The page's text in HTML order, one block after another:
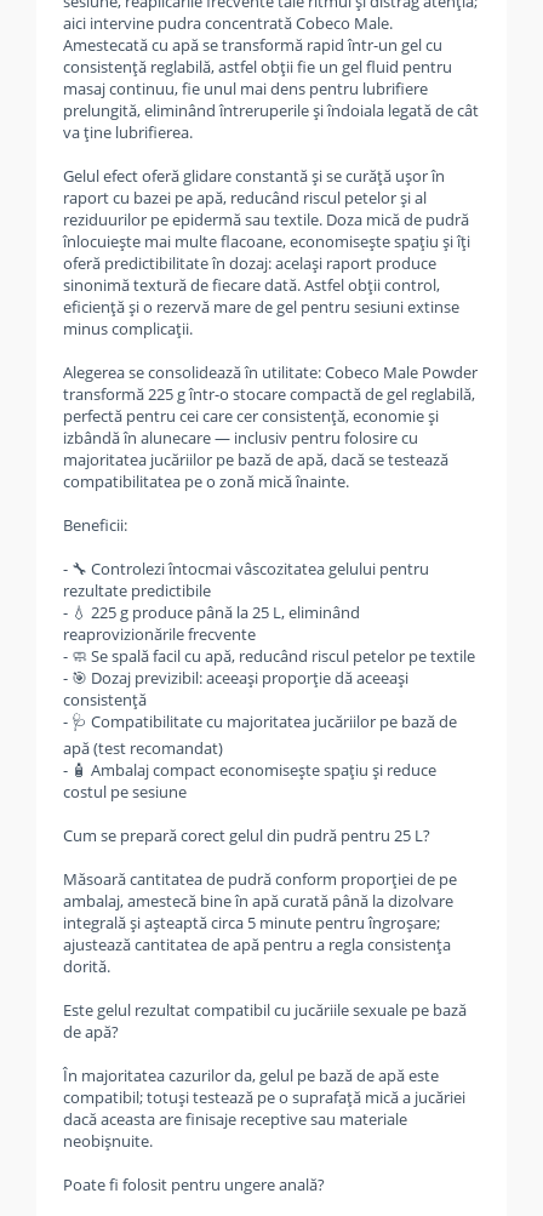
aici intervine pudra concentrată Cobeco Male.
Amestecată cu apă se transformă rapid într-un gel cu
consistență reglabilă, astfel obții fie un gel fluid pentru
masaj continuu, fie unul mai dens pentru lubrifiere
prelungită, eliminând întreruperile și îndoiala legată de cât
va ține lubrifierea.
Gelul efect oferă glidare constantă și se curăță ușor în
raport cu bazei pe apă, reducând riscul petelor și al
reziduurilor pe epidermă sau textile. Doza mică de pudră
înlocuiește mai multe flacoane, economisește spațiu și îți
oferă predictibilitate în dozaj: același raport produce
sinonimă textură de fiecare dată. Astfel obții control,
eficiență și o rezervă mare de gel pentru sesiuni extinse
minus complicații.
Alegerea se consolidează în utilitate: Cobeco Male Powder
transformă 225 g într-o stocare compactă de gel reglabilă,
perfectă pentru cei care cer consistență, economie și
izbândă în alunecare — inclusiv pentru folosire cu
majoritatea jucăriilor pe bază de apă, dacă se testează
compatibilitatea pe o zonă mică înainte.
Beneficii:
- 🔧 Controlezi întocmai vâscozitatea gelului pentru
rezultate predictibile
- 💧 225 g produce până la 25 L, eliminând
reaprovizionările frecvente
- 🧼 Se spală facil cu apă, reducând riscul petelor pe textile
- 🎯 Dozaj previzibil: aceeași proporție dă aceeași
consistență
- 🩺 Compatibilitate cu majoritatea jucăriilor pe bază de
apă (test recomandat)
- 🧴 Ambalaj compact economisește spațiu și reduce
costul pe sesiune
Cum se prepară corect gelul din pudră pentru 25 L?
Măsoară cantitatea de pudră conform proporției de pe
ambalaj, amestecă bine în apă curată până la dizolvare
integrală și așteaptă circa 5 minute pentru îngroșare;
ajustează cantitatea de apă pentru a regla consistența
dorită.
Este gelul rezultat compatibil cu jucăriile sexuale pe bază
de apă?
În majoritatea cazurilor da, gelul pe bază de apă este
compatibil; totuși testează pe o suprafață mică a jucăriei
dacă aceasta are finisaje receptive sau materiale
neobișnuite.
Poate fi folosit pentru ungere anală?